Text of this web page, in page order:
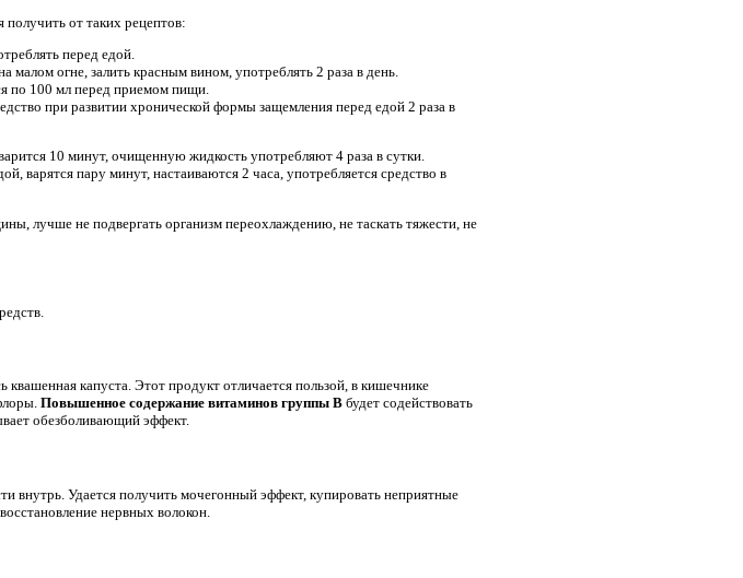
от таких рецептов:
перед едой.
огне, залить красным вином, употреблять 2 раза в день.
по 100 мл перед приемом пищи.
при развитии хронической формы защемления перед едой 2 раза в
10 минут, очищенную жидкость употребляют 4 раза в сутки.
варятся пару минут, настаиваются 2 часа, употребляется средство в
лучше не подвергать организм переохлаждению, не таскать тяжести, не
капуста. Этот продукт отличается пользой, в кишечнике
Повышенное содержание витаминов группы В будет содействовать
обезболивающий эффект.
внутрь. Удается получить мочегонный эффект, купировать неприятные
нервных волокон.